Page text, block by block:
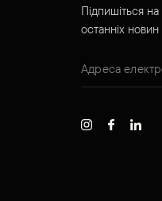
Підпишіться
останніх